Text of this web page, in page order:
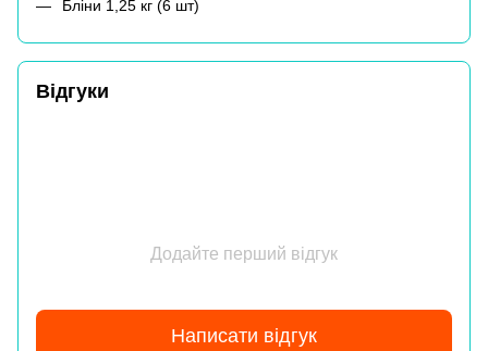
Бліни 1,25 кг (6 шт)
Відгуки
Додайте перший відгук
Написати відгук